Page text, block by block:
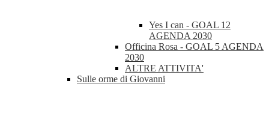
Yes I can - GOAL 12
AGENDA 2030
Officina Rosa - GOAL 5 AGENDA
2030
ALTRE ATTIVITA'
Sulle orme di Giovanni